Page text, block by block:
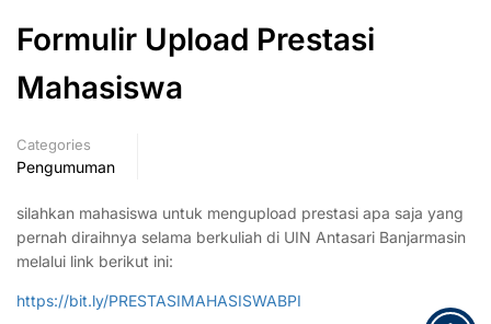
Formulir Upload Prestasi
Mahasiswa
Categories
Pengumuman
silahkan mahasiswa untuk mengupload prestasi apa saja yang
pernah diraihnya selama berkuliah di UIN Antasari Banjarmasin
melalui link berikut ini:
https://bit.ly/PRESTASIMAHASISWABPI